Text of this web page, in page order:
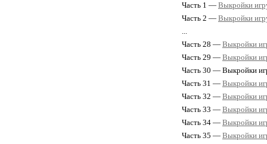
Часть 1 — Выкройки
Часть 2 — Выкройки
...
Часть 28 — Выкройки
Часть 29 — Выкройки
Часть 30 — Выкройки
Часть 31 — Выкройки
Часть 32 — Выкройки
Часть 33 — Выкройки
Часть 34 — Выкройки
Часть 35 — Выкройки